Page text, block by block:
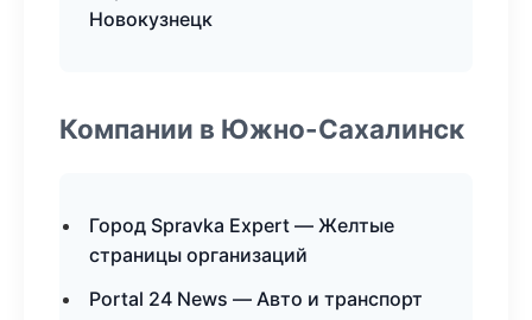
Новокузнецк
Компании в Южно-Сахалинск
Город Spravka Expert — Желтые
страницы организаций
Portal 24 News — Авто и транспорт